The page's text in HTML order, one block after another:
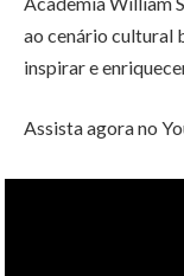
ao cenário cultural
inspirar e
Assista agora no